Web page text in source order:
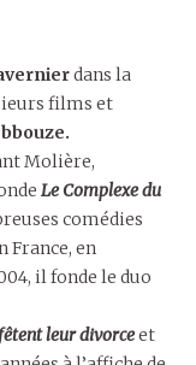
dans la
films et
Molière,
Le Complexe du
comédies
France, en
il fonde le duo
leur divorceet